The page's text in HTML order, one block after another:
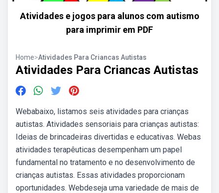
Atividades e jogos para alunos com autismo
para imprimir em PDF
Home>Atividades Para Criancas Autistas
Atividades Para Criancas Autistas
Webabaixo, listamos seis atividades para crianças
autistas. Atividades sensoriais para crianças autistas:
Ideias de brincadeiras divertidas e educativas. Webas
atividades terapêuticas desempenham um papel
fundamental no tratamento e no desenvolvimento de
crianças autistas. Essas atividades proporcionam
oportunidades. Webdeseja uma variedade de mais de